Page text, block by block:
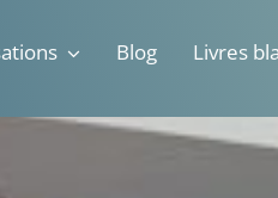
Blog Livres